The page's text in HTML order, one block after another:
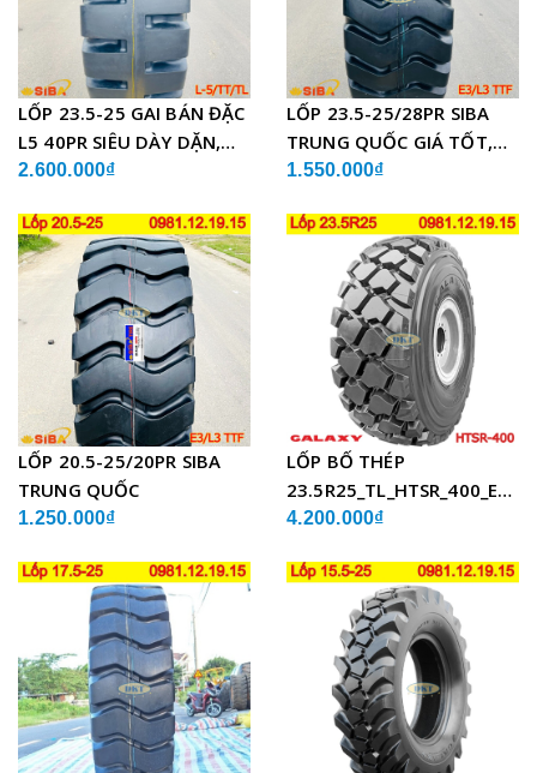
LỐP 23.5-25 GAI BÁN ĐẶC
L5 40PR SIÊU DÀY DẶN,
CHẤT LƯỢNG
2.600.000₫
LỐP 23.5-25/28PR SIBA
TRUNG QUỐC GIÁ TỐT,
SIÊU BỀN
1.550.000₫
LỐP 20.5-25/20PR SIBA
TRUNG QUỐC
1.250.000₫
LỐP BỐ THÉP
23.5R25_TL_HTSR_400_E4/
ẤN ĐỘ
4.200.000₫